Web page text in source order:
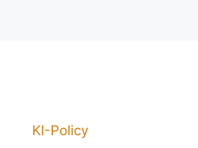
KI-Policy